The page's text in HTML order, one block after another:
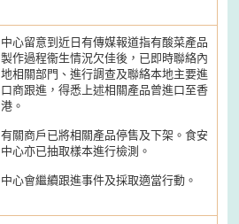
中心留意到近日有傳媒報道指有酸菜產品
製作過程衞生情況欠佳後，已即時聯絡內
地相關部門、進行調查及聯絡本地主要進
口商跟進，得悉上述相關產品曾進口至香
港。
有關商戶已將相關產品停售及下架。食安
中心亦已抽取樣本進行檢測。
中心會繼續跟進事件及採取適當行動。